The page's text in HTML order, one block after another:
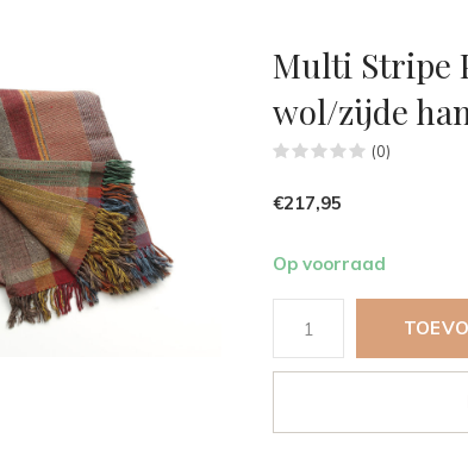
Multi Stripe
wol/zijde
(0)
€217,95
Op voorraad